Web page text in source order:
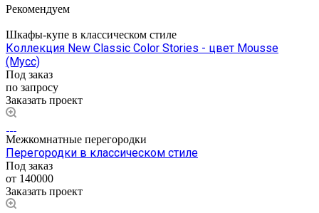
Рекомендуем
Шкафы-купе в классическом стиле
Коллекция New Classic Color Stories - цвет Mousse
(Мусс)
Под заказ
по запросу
Заказать проект
Межкомнатные перегородки
Перегородки в классическом стиле
Под заказ
от 140000
Заказать проект